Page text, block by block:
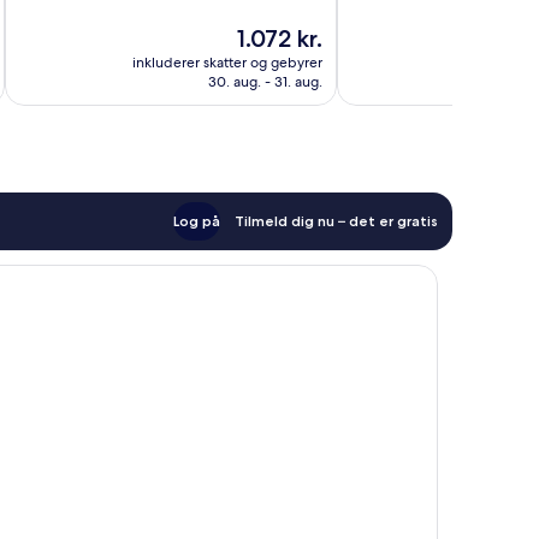
Prisen
er
1.072 kr.
1.072 kr.
inkluderer skatter og gebyrer
30. aug. - 31. aug.
Log på Tilmeld dig nu – det er gratis